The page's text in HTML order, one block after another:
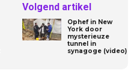
Volgend artikel
Ophef in New
York door
mysterieuze
tunnel in
synagoge (video)